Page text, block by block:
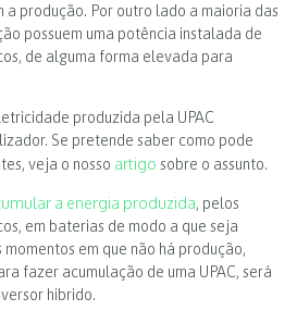
a produção. Por outro lado a maioria das
possuem uma potência instalada de
de alguma forma elevada para
produzida pela UPAC
Se pretende saber como pode
veja o nosso artigo sobre o assunto.
a energia produzida, pelos
em baterias de modo a que seja
em que não há produção,
fazer acumulação de uma UPAC, será
hibrido.